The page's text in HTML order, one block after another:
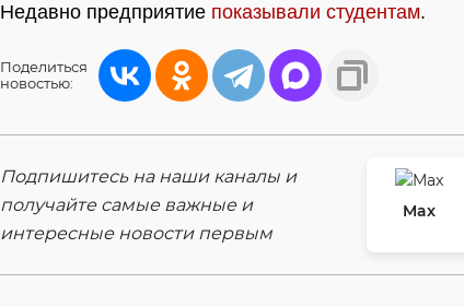
Недавно предприятие показывали студентам.
Поделиться
новостью:
Подпишитесь на наши каналы и
получайте самые важные и
интересные новости первым
Max